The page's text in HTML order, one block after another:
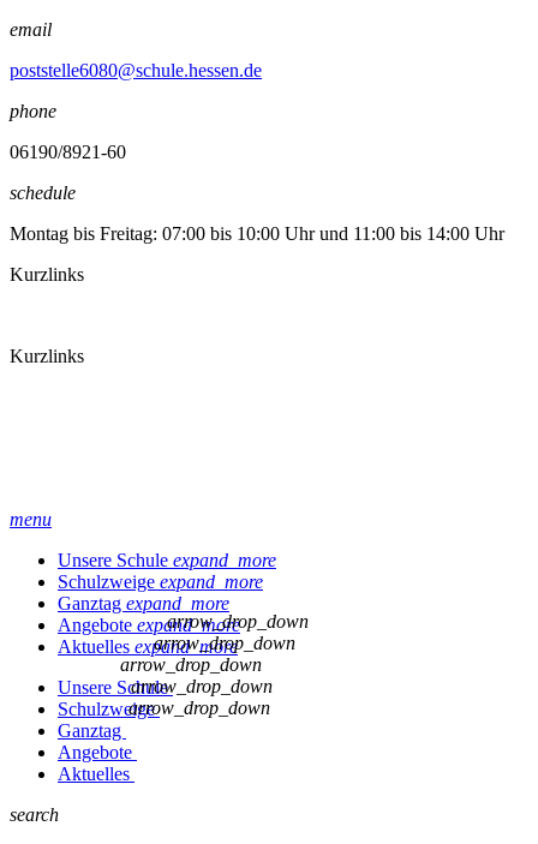
email
poststelle6080@schule.hessen.de
phone
06190/8921-60
schedule
Montag bis Freitag: 07:00 bis 10:00 Uhr und 11:00 bis 14:00 Uhr
Kurzlinks
Kurzlinks
menu
Unsere Schule expand_more
Schulzweige expand_more
Ganztag expand_more
Angebote expand_more
Aktuelles expand_more
Unsere Schule
arrow_drop_down
Schulzweige
arrow_drop_down
Ganztag
arrow_drop_down
Angebote
arrow_drop_down
Aktuelles
arrow_drop_down
search